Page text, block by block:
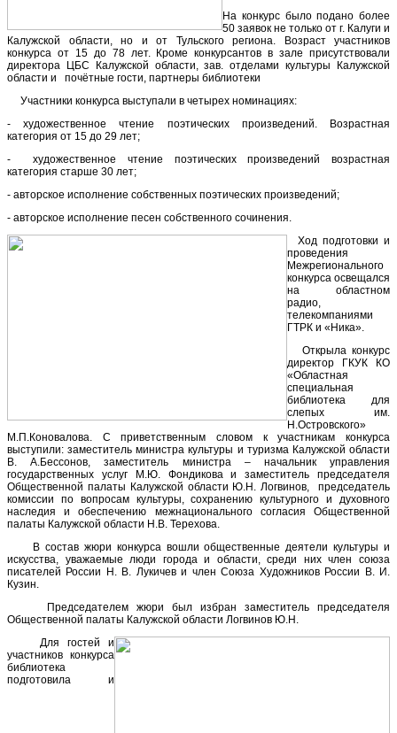
На конкурс было подано более
50 заявок не только от г. Калуги и
Калужской области, но и от Тульского региона. Возраст участников
конкурса от 15 до 78 лет. Кроме конкурсантов в зале присутствовали
директора ЦБС Калужской области, зав. отделами культуры Калужской
области и почётные гости, партнеры библиотеки
Участники конкурса выступали в четырех номинациях:
- художественное чтение поэтических произведений. Возрастная
категория от 15 до 29 лет;
- художественное чтение поэтических произведений возрастная
категория старше 30 лет;
- авторское исполнение собственных поэтических произведений;
- авторское исполнение песен собственного сочинения.
Ход подготовки и
проведения
Межрегионального
конкурса освещался
на областном
радио,
телекомпаниями
ГТРК и «Ника».
Открыла конкурс
директор ГКУК КО
«Областная
специальная
библиотека для
слепых им.
Н.Островского»
М.П.Коновалова. С приветственным словом к участникам конкурса
выступили: заместитель министра культуры и туризма Калужской области
В. А.Бессонов, заместитель министра – начальник управления
государственных услуг М.Ю. Фондикова и заместитель председателя
Общественной палаты Калужской области Ю.Н. Логвинов, председатель
комиссии по вопросам культуры, сохранению культурного и духовного
наследия и обеспечению межнационального согласия Общественной
палаты Калужской области Н.В. Терехова.
В состав жюри конкурса вошли общественные деятели культуры и
искусства, уважаемые люди города и области, среди них член союза
писателей России Н. В. Лукичев и член Союза Художников России В. И.
Кузин.
Председателем жюри был избран заместитель председателя
Общественной палаты Калужской области Логвинов Ю.Н.
Для гостей и
участников конкурса
библиотека
подготовила и